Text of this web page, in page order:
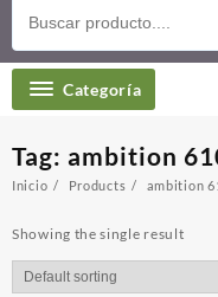
Categoría
Tag: ambition
Inicio Products ambition
Showing the single result